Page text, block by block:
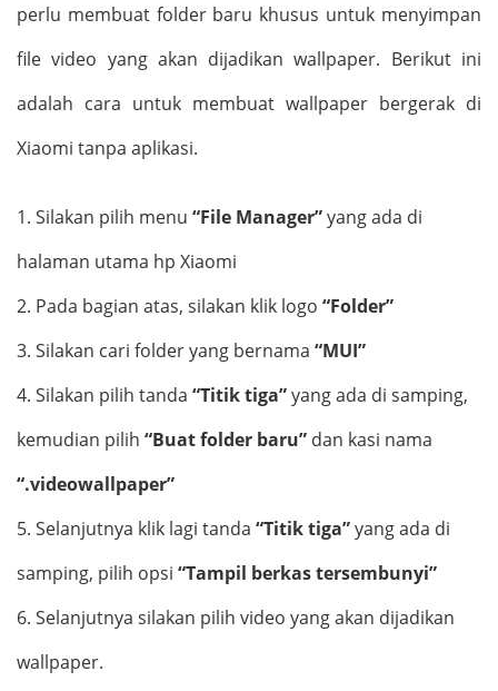
perlu membuat folder baru khusus untuk menyimpan
file video yang akan dijadikan wallpaper. Berikut ini
adalah cara untuk membuat wallpaper bergerak di
Xiaomi tanpa aplikasi.
1. Silakan pilih menu “File Manager”yang ada di
halaman utama hp Xiaomi
2. Pada bagian atas, silakan klik logo “Folder”
3. Silakan cari folder yang bernama “MUI”
4. Silakan pilih tanda “Titik tiga”yang ada di samping,
kemudian pilih “Buat folder baru” dan kasi nama
“.videowallpaper”
5. Selanjutnya klik lagi tanda “Titik tiga”yang ada di
samping, pilih opsi “Tampil berkas tersembunyi”
6. Selanjutnya silakan pilih video yang akan dijadikan
wallpaper.